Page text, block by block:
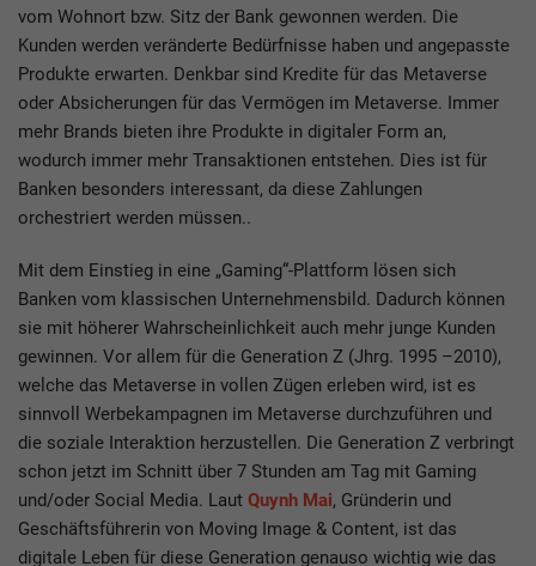
vom Wohnort bzw. Sitz der Bank gewonnen werden. Die
Kunden werden veränderte Bedürfnisse haben und angepasste
Produkte erwarten. Denkbar sind Kredite für das Metaverse
oder Absicherungen für das Vermögen im Metaverse. Immer
mehr Brands bieten ihre Produkte in digitaler Form an,
wodurch immer mehr Transaktionen entstehen. Dies ist für
Banken besonders interessant, da diese Zahlungen
orchestriert werden müssen..
Mit dem Einstieg in eine „Gaming“-Plattform lösen sich
Banken vom klassischen Unternehmensbild. Dadurch können
sie mit höherer Wahrscheinlichkeit auch mehr junge Kunden
gewinnen. Vor allem für die Generation Z (Jhrg. 1995 –2010),
welche das Metaverse in vollen Zügen erleben wird, ist es
sinnvoll Werbekampagnen im Metaverse durchzuführen und
die soziale Interaktion herzustellen. Die Generation Z verbringt
schon jetzt im Schnitt über 7 Stunden am Tag mit Gaming
und/oder Social Media. Laut Quynh Mai, Gründerin und
Geschäftsführerin von Moving Image & Content, ist das
digitale Leben für diese Generation genauso wichtig wie das